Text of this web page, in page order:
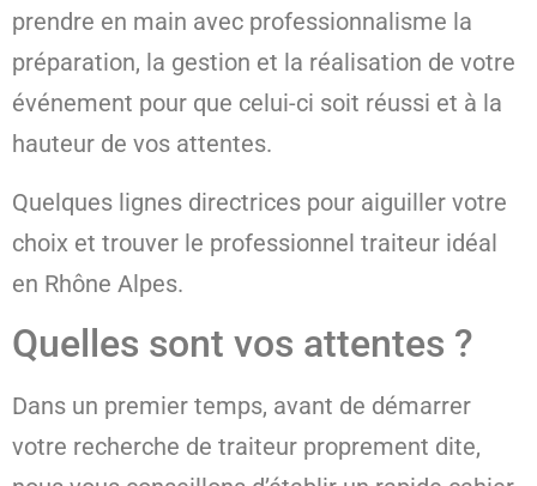
prendre en main avec professionnalisme la
préparation, la gestion et la réalisation de votre
événement pour que celui-ci soit réussi et à la
hauteur de vos attentes.
Quelques lignes directrices pour aiguiller votre
choix et trouver le professionnel traiteur idéal
en Rhône Alpes.
Quelles sont vos attentes ?
Dans un premier temps, avant de démarrer
votre recherche de traiteur proprement dite,